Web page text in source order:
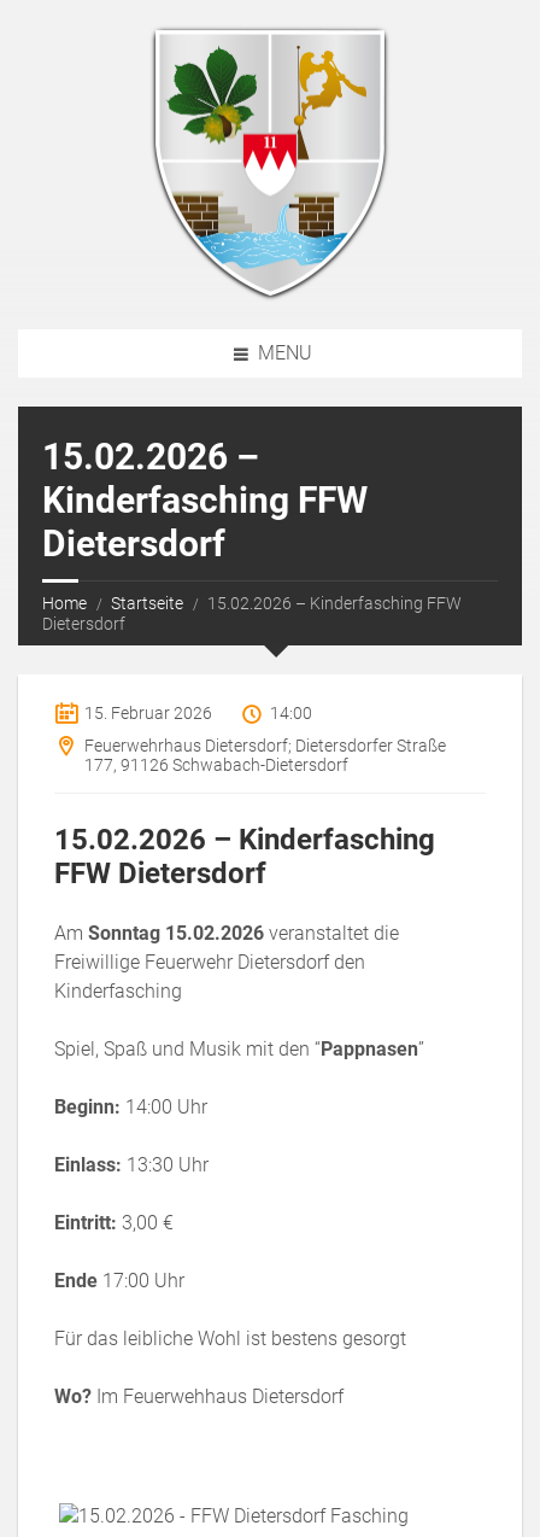
MENU
15.02.2026 –
Kinderfasching FFW
Dietersdorf
Home Startseite
15.02.2026 – Kinderfasching FFW
Dietersdorf
15. Februar 2026
14:00
Feuerwehrhaus Dietersdorf; Dietersdorfer Straße
177, 91126 Schwabach-Dietersdorf
15.02.2026 – Kinderfasching
FFW Dietersdorf
Am Sonntag 15.02.2026 veranstaltet die
Freiwillige Feuerwehr Dietersdorf den
Kinderfasching
Spiel, Spaß und Musik mit den “Pappnasen”
Beginn: 14:00 Uhr
Einlass: 13:30 Uhr
Eintritt: 3,00 €
Ende 17:00 Uhr
Für das leibliche Wohl ist bestens gesorgt
Wo? Im Feuerwehhaus Dietersdorf